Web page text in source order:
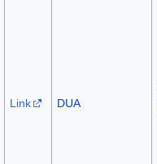
Link DUA